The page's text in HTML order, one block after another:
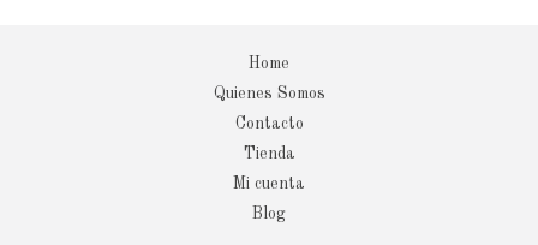
Home
Quienes Somos
Contacto
Tienda
Mi cuenta
Blog